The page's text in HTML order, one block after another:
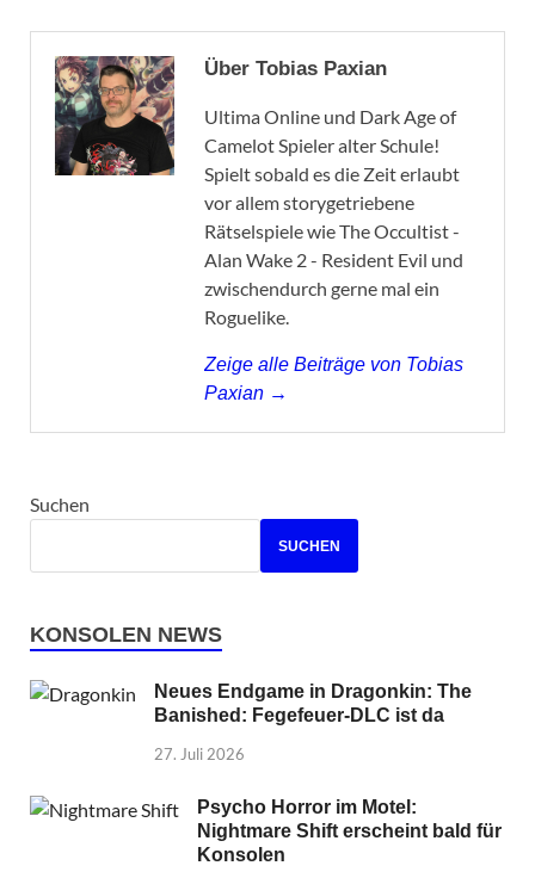
Über Tobias Paxian
Ultima Online und Dark Age of
Camelot Spieler alter Schule!
Spielt sobald es die Zeit erlaubt
vor allem storygetriebene
Rätselspiele wie The Occultist -
Alan Wake 2 - Resident Evil und
zwischendurch gerne mal ein
Roguelike.
Zeige alle Beiträge von Tobias
Paxian →
Suchen
SUCHEN
KONSOLEN NEWS
Neues Endgame in Dragonkin: The
Banished: Fegefeuer-DLC ist da
27. Juli 2026
Psycho Horror im Motel:
Nightmare Shift erscheint bald für
Konsolen